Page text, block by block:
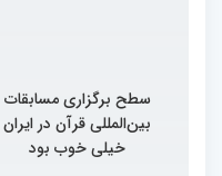
سطح برگزاری مسابقات
بین‌المللی قرآن در ایران
خیلی خوب بود